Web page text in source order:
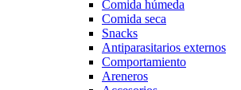
Comida húmeda
Comida seca
Snacks
Antiparasitarios externos
Comportamiento
Areneros